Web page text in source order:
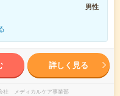
男性
詳しく見る
社 メディカルケア事業部